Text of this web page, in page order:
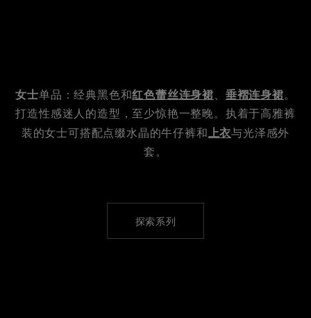
女士单品：经典黑色和红色蕾丝连身裙、 垂褶连身裙。
打造性感迷人的造型，至少惊艳一整晚。执着于高雅裤
装的女士可搭配点缀水晶的牛仔裤和上衣与光泽感外
套。
探索系列